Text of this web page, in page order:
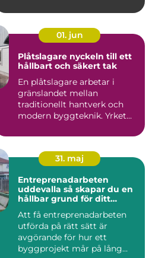
01. jun
Plåtslagare nyckeln till ett
hållbart och säkert tak
En plåtslagare arbetar i
gränslandet mellan
traditionellt hantverk och
modern byggteknik. Yrket
31. maj
Entreprenadarbeten
uddevalla så skapar du en
hållbar grund för ditt
Att få entreprenadarbeten
utförda på rätt sätt är
avgörande för hur ett
byggprojekt mår på lång